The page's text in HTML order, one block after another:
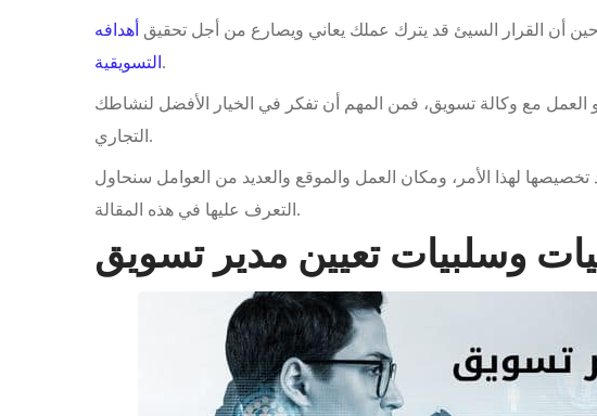
حين أن القرار السيئ قد يترك عملك يعاني ويصارع من أجل تحقيق أهدافه
التسويقية .
مع وكالة تسويق، فمن المهم أن تفكر في الخيار الأفضل لنشاطك
التجاري.
لهذا الأمر، ومكان العمل والموقع والعديد من العوامل سنحاول
التعرف عليها في هذه المقالة.
وسلبيات تعيين مدير تسويق